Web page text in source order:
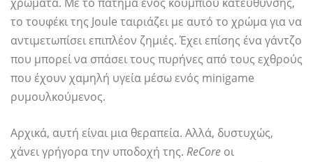
το τουφέκι της Joule ταιριάζει με αυτό το χρώμα για να
αντιμετωπίσει επιπλέον ζημιές. Έχει επίσης ένα γάντζο
που μπορεί να σπάσει τους πυρήνες από τους εχθρούς
που έχουν χαμηλή υγεία μέσω ενός minigame
ρυμουλκούμενος.
Αρχικά, αυτή είναι μια θεραπεία. Αλλά, δυστυχώς,
χάνει γρήγορα την υποδοχή της. ReCore οι